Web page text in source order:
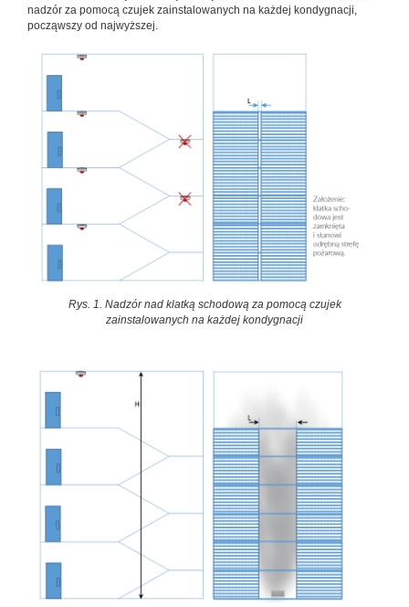
nadzór za pomocą czujek zainstalowanych na każdej kondygnacji,
począwszy od najwyższej.
Rys. 1. Nadzór nad klatką schodową za pomocą czujek
zainstalowanych na każdej kondygnacji